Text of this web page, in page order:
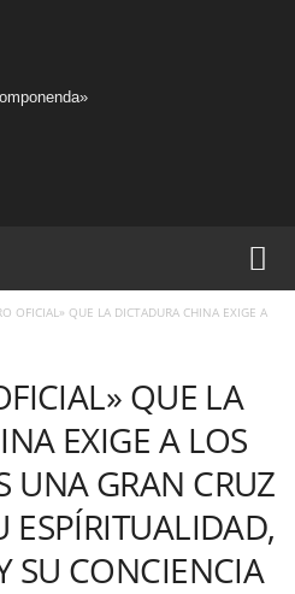
OFICIAL» QUE LA DICTADURA CHINA EXIGE A
QUE LA
EXIGE A LOS
UNA GRAN CRUZ
ESPÍRITUALIDAD,
SU CONCIENCIA